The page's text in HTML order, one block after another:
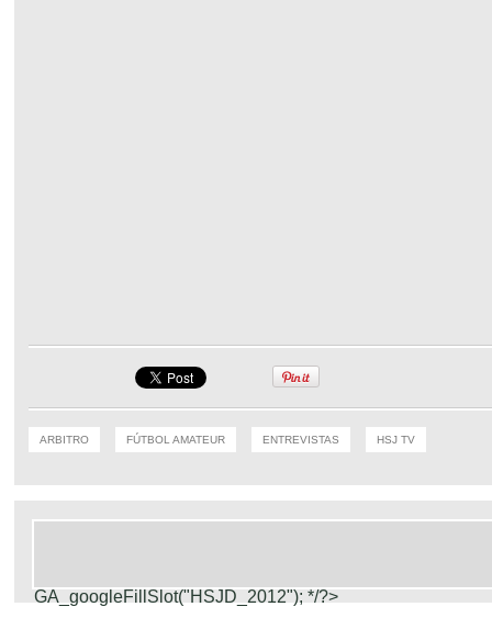
ARBITRO FÚTBOL AMATEUR ENTREVISTAS HSJ TV
GA_googleFillSlot("HSJD_2012"); */?>